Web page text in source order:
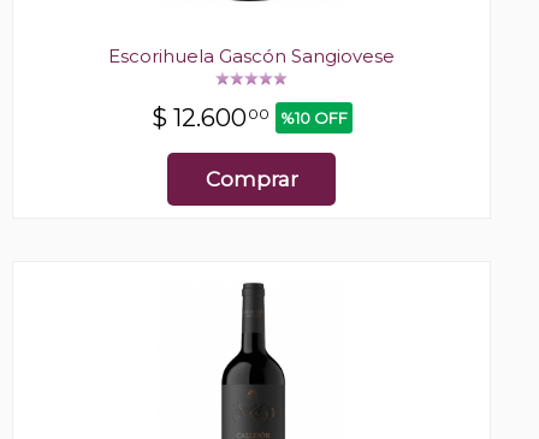
Escorihuela Gascón Sangiovese
$ 12.60000 %10 OFF
Comprar